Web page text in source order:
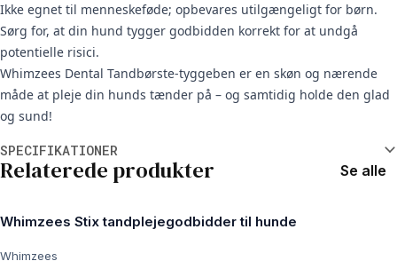
Ikke egnet til menneskeføde; opbevares utilgængeligt for børn.
Sørg for, at din hund tygger godbidden korrekt for at undgå
potentielle risici.
Whimzees Dental Tandbørste-tyggeben er en skøn og nærende
måde at pleje din hunds tænder på – og samtidig holde den glad
og sund!
SPECIFIKATIONER
Relaterede produkter Se alle
Whimzees Stix tandplejegodbidder til hunde
Whimzees